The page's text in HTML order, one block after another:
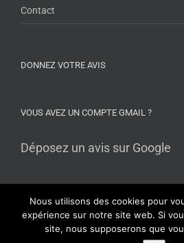
Contact
DONNEZ VOTRE AVIS
VOUS AVEZ UN COMPTE GMAIL ?
Déposez un avis sur Google
Copyright avocat-lobbens.fr 2016-2026
Nous utilisons des cookies pour
expérience sur notre site web. Si
site, nous supposerons que